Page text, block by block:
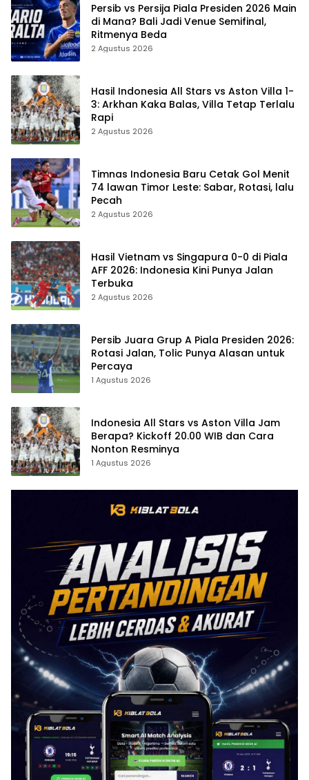
Persib vs Persija Piala Presiden 2026 Main
di Mana? Bali Jadi Venue Semifinal,
Ritmenya Beda
2 Agustus 2026
Hasil Indonesia All Stars vs Aston Villa 1-
3: Arkhan Kaka Balas, Villa Tetap Terlalu
Rapi
2 Agustus 2026
Timnas Indonesia Baru Cetak Gol Menit
74 lawan Timor Leste: Sabar, Rotasi, lalu
Pecah
2 Agustus 2026
Hasil Vietnam vs Singapura 0-0 di Piala
AFF 2026: Indonesia Kini Punya Jalan
Terbuka
2 Agustus 2026
Persib Juara Grup A Piala Presiden 2026:
Rotasi Jalan, Tolic Punya Alasan untuk
Percaya
1 Agustus 2026
Indonesia All Stars vs Aston Villa Jam
Berapa? Kickoff 20.00 WIB dan Cara
Nonton Resminya
1 Agustus 2026